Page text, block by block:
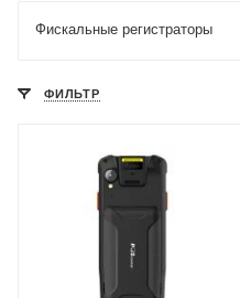
Фискальные регистраторы
ФИЛЬТР